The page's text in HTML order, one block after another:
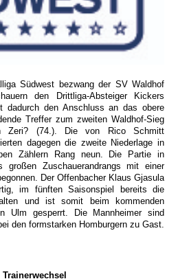
Südwest bezwang der SV Waldhof
den Drittliga-Absteiger Kickers
dadurch den Anschluss an das obere
Treffer zum zweiten Waldhof-Sieg
Zeri? (74.). Die von Rico Schmitt
dagegen die zweite Niederlage in
Zählern Rang neun. Die Partie in
großen Zuschauerandrangs mit einer
Der Offenbacher Klaus Gjasula
im fünften Saisonspiel bereits die
und ist somit beim kommenden
Ulm gesperrt. Die Mannheimer sind
den formstarken Homburgern zu Gast.